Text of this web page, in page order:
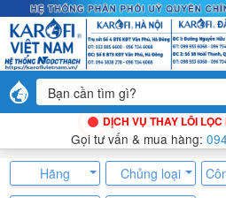
qua
nội
dung Tìm
kiếm:
DỊCH VỤ THAY LÕI
Gọi tư vấn & mua hàng:
Hãng Chủng loại